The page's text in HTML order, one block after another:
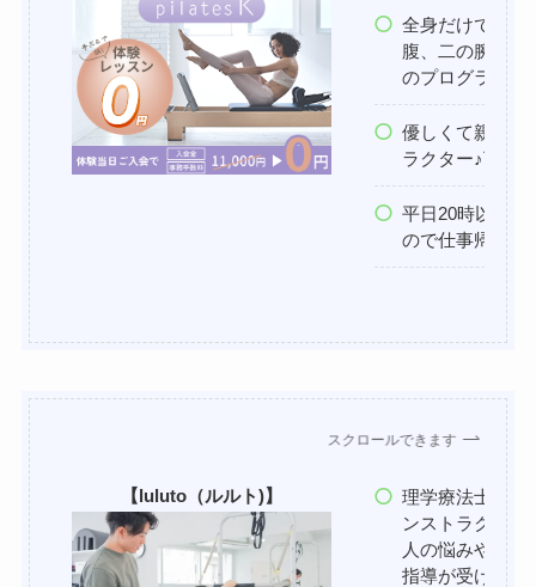
全身だけでなく
腹、二の腕、背
のプログラムも
優しくて親しみ
ラクター♪丁寧
平日20時以降の
ので仕事帰りで
スクロールできます
【luluto（ルルト)】
理学療法士の国
ンストラクター
人の悩みや目的
指導が受けれら